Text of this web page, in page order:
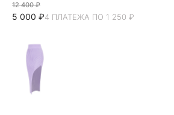
12 400 ₽
5 000 ₽4 ПЛАТЕЖА ПО 1 250 ₽